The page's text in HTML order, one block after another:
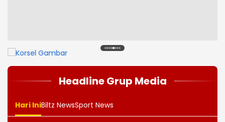
12345678
Headline Grup Media
Hari IniBiltz NewsSport News